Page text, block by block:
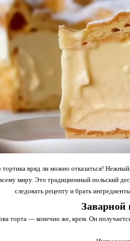
тортика вряд ли можно отказаться!
миру. Это традиционный польский
следовать рецепту и брать
Заварной
торта — конечно же, крем. Он